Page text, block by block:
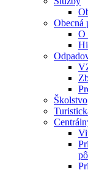
Obecná
O
Školstvo